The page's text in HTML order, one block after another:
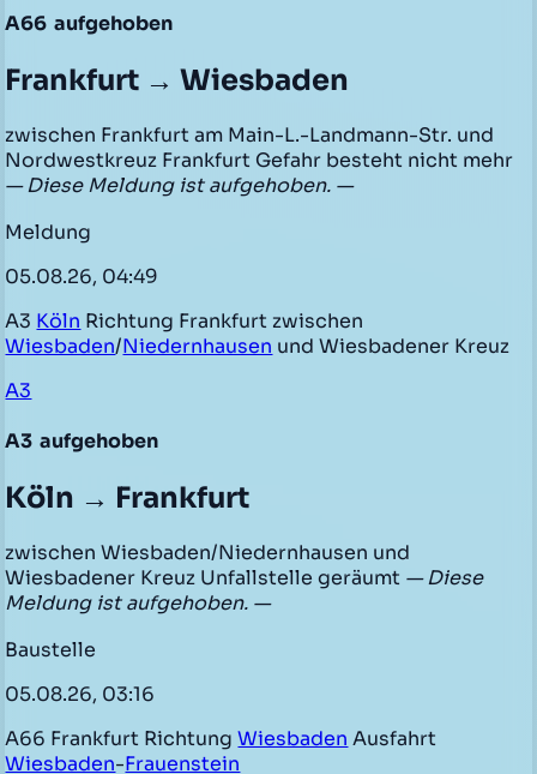
A66 aufgehoben
Frankfurt → Wiesbaden
zwischen Frankfurt am Main-L.-Landmann-Str. und
Nordwestkreuz Frankfurt Gefahr besteht nicht mehr
— Diese Meldung ist aufgehoben. —
Meldung
05.08.26, 04:49
A3 Köln Richtung Frankfurt zwischen
Wiesbaden/Niedernhausen und Wiesbadener Kreuz
A3
A3 aufgehoben
Köln → Frankfurt
zwischen Wiesbaden/Niedernhausen und
Wiesbadener Kreuz Unfallstelle geräumt — Diese
Meldung ist aufgehoben. —
Baustelle
05.08.26, 03:16
A66 Frankfurt RichtungWiesbaden Ausfahrt
Wiesbaden-Frauenstein